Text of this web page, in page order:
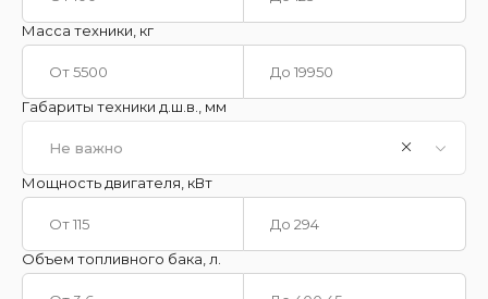
Масса техники, кг
Габариты техники д.ш.в., мм
Не важно
Мощность двигателя, кВт
Объем топливного бака, л.